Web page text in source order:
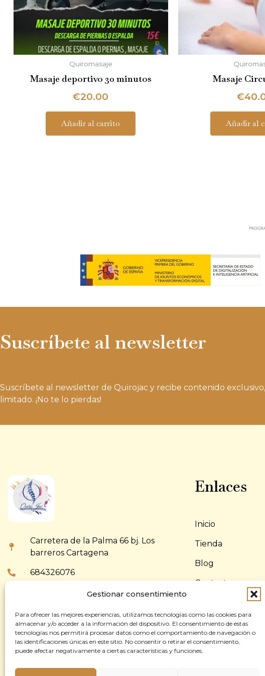
Gestionar consentimiento
Para ofrecer las mejores experiencias, utilizamos tecnologías como las cookies para
almacenar y/o acceder a la información del dispositivo. El consentimiento de estas
tecnologías nos permitirá procesar datos como el comportamiento de navegación o
las identificaciones únicas en este sitio. No consentir o retirar el consentimiento,
puede afectar negativamente a ciertas características y funciones.
Quiromasaje
Masaje deportivo 30 minutos
€20.00
Añadir al carrito
Masaje
€
Añadir al
Suscríbete al newsletter
Suscríbete al newsletter de Quirojac y recibe contenido
limitado. ¡No te lo pierdas!
Carretera de la Palma 66 bj. Los
barreros Cartagena
684326076
info@quirojac.es
Enlaces
Inicio
Tienda
Blog
Contacto